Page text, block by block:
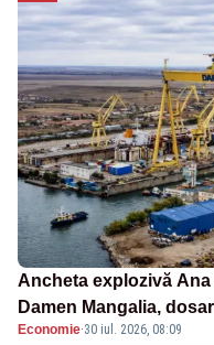
Ancheta explozivă Ana
Damen Mangalia,
României
Economie·30 iul. 2026, 08:09